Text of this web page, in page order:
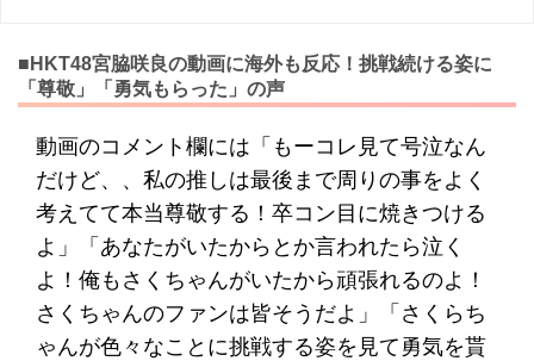
■HKT48宮脇咲良の動画に海外も反応！挑戦続ける姿に
「尊敬」「勇気もらった」の声
動画のコメント欄には「もーコレ見て号泣なん
だけど、、私の推しは最後まで周りの事をよく
考えてて本当尊敬する！卒コン目に焼きつける
よ」「あなたがいたからとか言われたら泣く
よ！俺もさくちゃんがいたから頑張れるのよ！
さくちゃんのファンは皆そうだよ」「さくらち
ゃんが色々なことに挑戦する姿を見て勇気を貰